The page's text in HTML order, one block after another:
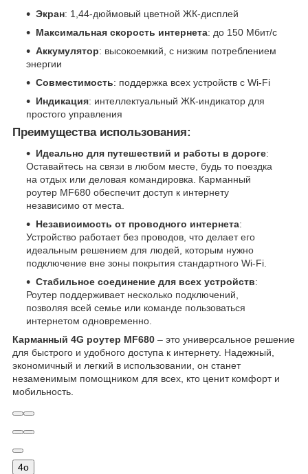
Экран: 1,44-дюймовый цветной ЖК-дисплей
Максимальная скорость интернета: до 150 Мбит/с
Аккумулятор: высокоемкий, с низким потреблением
энергии
Совместимость: поддержка всех устройств с Wi-Fi
Индикация: интеллектуальный ЖК-индикатор для
простого управления
Преимущества использования:
Идеально для путешествий и работы в дороге:
Оставайтесь на связи в любом месте, будь то поездка
на отдых или деловая командировка. Карманный
роутер MF680 обеспечит доступ к интернету
независимо от места.
Независимость от проводного интернета:
Устройство работает без проводов, что делает его
идеальным решением для людей, которым нужно
подключение вне зоны покрытия стандартного Wi-Fi.
Стабильное соединение для всех устройств:
Роутер поддерживает несколько подключений,
позволяя всей семье или команде пользоваться
интернетом одновременно.
Карманный 4G роутер MF680 – это универсальное решение
для быстрого и удобного доступа к интернету. Надежный,
экономичный и легкий в использовании, он станет
незаменимым помощником для всех, кто ценит комфорт и
мобильность.
4o